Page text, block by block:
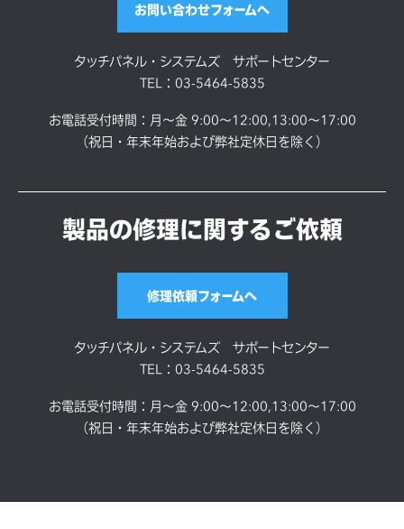
お問い合わせフォームへ
タッチパネル・システムズ サポートセンター
TEL：03-5464-5835
お電話受付時間：月～金 9:00～12:00,13:00～17:00
（祝日・年末年始および弊社定休日を除く）
製品の修理に関するご依頼
修理依頼フォームへ
タッチパネル・システムズ サポートセンター
TEL：03-5464-5835
お電話受付時間：月～金 9:00～12:00,13:00～17:00
（祝日・年末年始および弊社定休日を除く）